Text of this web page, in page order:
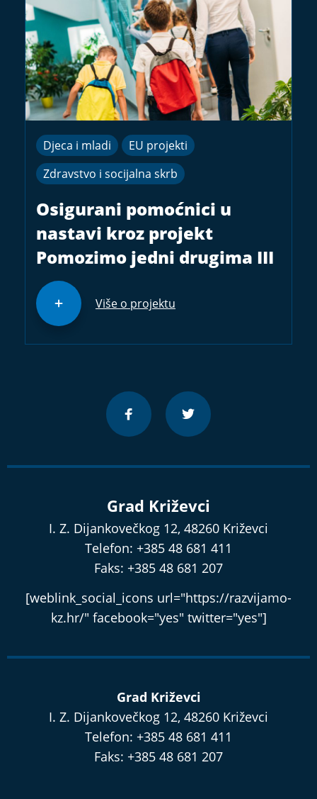
Djeca i mladi
EU projekti
Zdravstvo i socijalna skrb
Osigurani pomoćnici u
nastavi kroz projekt
Pomozimo jedni drugima III
Više o projektu
Grad Križevci
I. Z. Dijankovečkog 12, 48260 Križevci
Telefon: +385 48 681 411
Faks: +385 48 681 207
[weblink_social_icons url="https://razvijamo-
kz.hr/" facebook="yes" twitter="yes"]
Grad Križevci
I. Z. Dijankovečkog 12, 48260 Križevci
Telefon: +385 48 681 411
Faks: +385 48 681 207